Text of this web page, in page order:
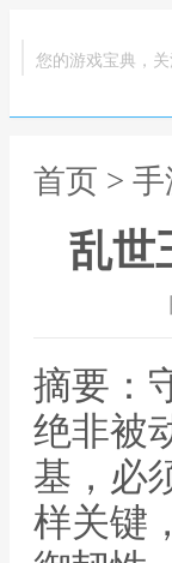
您的游戏宝典，关
首页 > 手
乱世
摘要：
绝非被
基，必
样关键